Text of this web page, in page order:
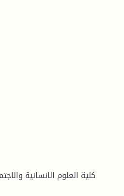
كلية العلوم الانسانية